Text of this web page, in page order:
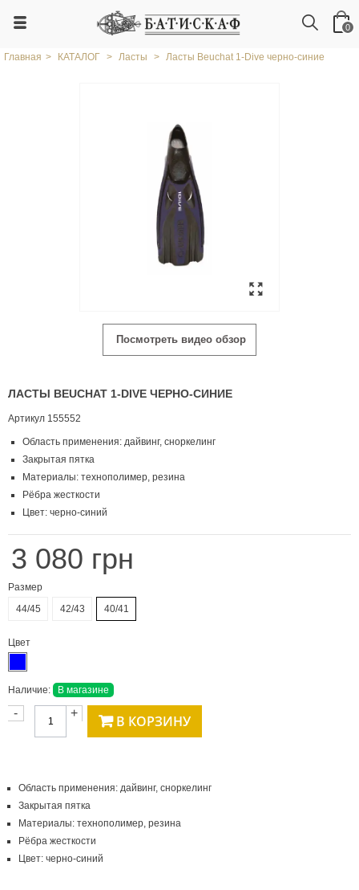
0
Главная > КАТАЛОГ > Ласты > Ласты Beuchat 1-Dive черно-синие
Посмотреть видео обзор
ЛАСТЫ BEUCHAT 1-DIVE ЧЕРНО-СИНИЕ
Артикул 155552
Область применения: дайвинг, сноркелинг
Закрытая пятка
Материалы: технополимер, резина
Рёбра жесткости
Цвет: черно-синий
3 080 грн
Размер
44/45
42/43 40/41
Цвет
Наличие: В магазине
- + В КОРЗИНУ
Область применения: дайвинг, сноркелинг
Закрытая пятка
Материалы: технополимер, резина
Рёбра жесткости
Цвет: черно-синий